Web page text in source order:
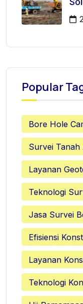
Popular
Bore Hole
Survei
Layanan
Teknologi
Jasa Survei
Efisiensi
Layanan
Teknologi